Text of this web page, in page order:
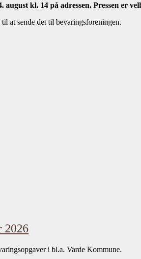
kl. 14 på adressen. Pressen er
at sende det til bevaringsforeningen.
2026
i bl.a. Varde Kommune.